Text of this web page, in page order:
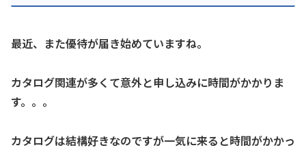
最近、また優待が届き始めていますね。
カタログ関連が多くて意外と申し込みに時間がかかりま
す。。。
カタログは結構好きなのですが一気に来ると時間がかかっ